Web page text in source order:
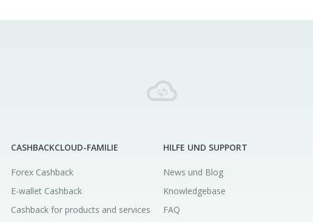
CASHBACKCLOUD-FAMILIE
Forex Cashback
E-wallet Cashback
Cashback for products and services
HILFE UND SUPPORT
News und Blog
Knowledgebase
FAQ